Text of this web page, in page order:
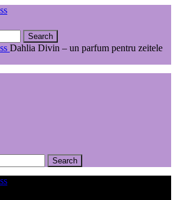
Dahlia Divin – un parfum pentru zeitele